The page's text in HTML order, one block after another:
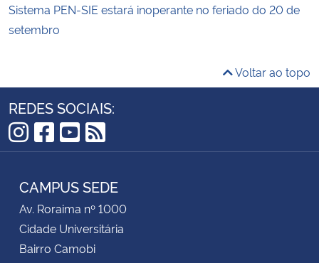
Sistema PEN-SIE estará inoperante no feriado do 20 de
setembro
Voltar ao topo
REDES SOCIAIS:
Instagram
Facebook
YouTube
RSS
CAMPUS SEDE
Av. Roraima nº 1000
Cidade Universitária
Bairro Camobi